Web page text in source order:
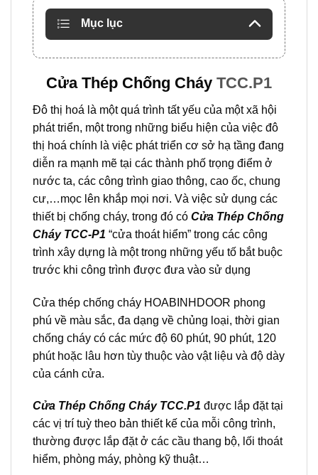
Mục lục
Cửa Thép Chống Cháy TCC.P1
Đô thị hoá là một quá trình tất yếu của một xã hội
phát triển, một trong những biểu hiện của việc đô
thị hoá chính là việc phát triển cơ sở hạ tầng đang
diễn ra mạnh mẽ tại các thành phố trọng điểm ở
nước ta, các công trình giao thông, cao ốc, chung
cư,…mọc lên khắp mọi nơi. Và việc sử dụng các
thiết bị chống cháy, trong đó có Cửa Thép Chống
Cháy TCC-P1 “cửa thoát hiểm” trong các công
trình xây dựng là một trong những yếu tố bắt buộc
trước khi công trình được đưa vào sử dụng
Cửa thép chống cháy HOABINHDOOR phong
phú về màu sắc, đa dạng về chủng loại, thời gian
chống cháy có các mức độ 60 phút, 90 phút, 120
phút hoặc lâu hơn tùy thuộc vào vật liệu và độ dày
của cánh cửa.
Cửa Thép Chống Cháy TCC.P1 được lắp đặt tại
các vị trí tuỳ theo bản thiết kế của mỗi công trình,
thường được lắp đặt ở các cầu thang bộ, lối thoát
hiểm, phòng máy, phòng kỹ thuật…